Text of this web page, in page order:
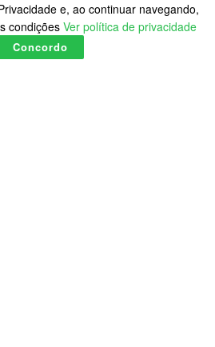
barreira contra
2026
e, ao continuar navegando,
condições Ver política de privacidade
Concordo